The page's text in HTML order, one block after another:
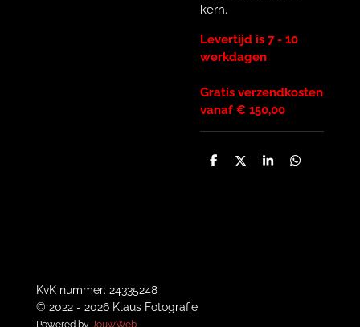
kern.
Levertijd is 7 - 10
werkdagen
Gratis verzendkosten
vanaf € 150,00
D
D
S
D
KvK nummer: 24335248
© 2022 - 2026 Klaus Fotografie